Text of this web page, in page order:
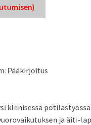
Pääkirjoitus
kli­inisessä potilastyössä
ja äiti-